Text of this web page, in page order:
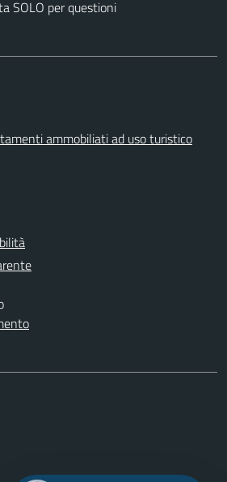
SOLO per questioni
ammobiliati ad uso turistico